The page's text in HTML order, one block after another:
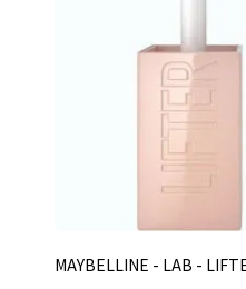
MAYBELLINE - LAB -